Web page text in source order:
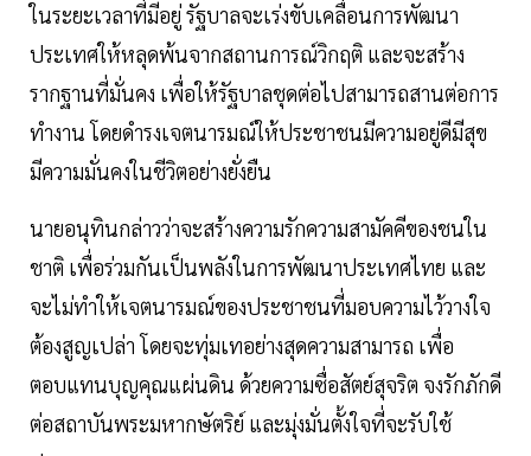
ในระยะเวลาที่มีอยู่ รัฐบาลจะเร่งขับเคลื่อนการพัฒนา
ประเทศให้หลุดพ้นจากสถานการณ์วิกฤติ และจะสร้าง
รากฐานที่มั่นคง เพื่อให้รัฐบาลชุดต่อไปสามารถสานต่อการ
ทำงาน โดยดำรงเจตนารมณ์ให้ประชาชนมีความอยู่ดีมีสุข
มีความมั่นคงในชีวิตอย่างยั่งยืน
นายอนุทินกล่าวว่าจะสร้างความรักความสามัคคีของชนใน
ชาติ เพื่อร่วมกันเป็นพลังในการพัฒนาประเทศไทย และ
จะไม่ทำให้เจตนารมณ์ของประชาชนที่มอบความไว้วางใจ
ต้องสูญเปล่า โดยจะทุ่มเทอย่างสุดความสามารถ เพื่อ
ตอบแทนบุญคุณแผ่นดิน ด้วยความซื่อสัตย์สุจริต จงรักภักดี
ต่อสถาบันพระมหากษัตริย์ และมุ่งมั่นตั้งใจที่จะรับใช้